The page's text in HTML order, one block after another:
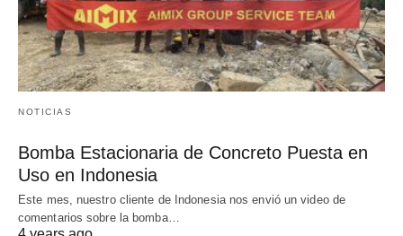
NOTICIAS
Bomba Estacionaria de Concreto Puesta en
Uso en Indonesia
Este mes, nuestro cliente de Indonesia nos envió un video de
comentarios sobre la bomba…